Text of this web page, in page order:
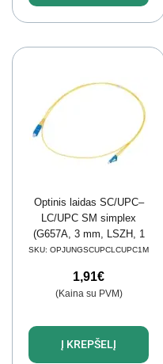
Optinis laidas SC/UPC–
LC/UPC SM simplex
(G657A, 3 mm, LSZH, 1
m)
SKU: OPJUNGSCUPCLCUPC1M
1,91€
(Kaina su PVM)
Į KREPŠELĮ